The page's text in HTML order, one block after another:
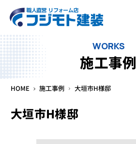
WORKS
施工事例
HOME 施工事例 大垣市H様邸
大垣市H様邸